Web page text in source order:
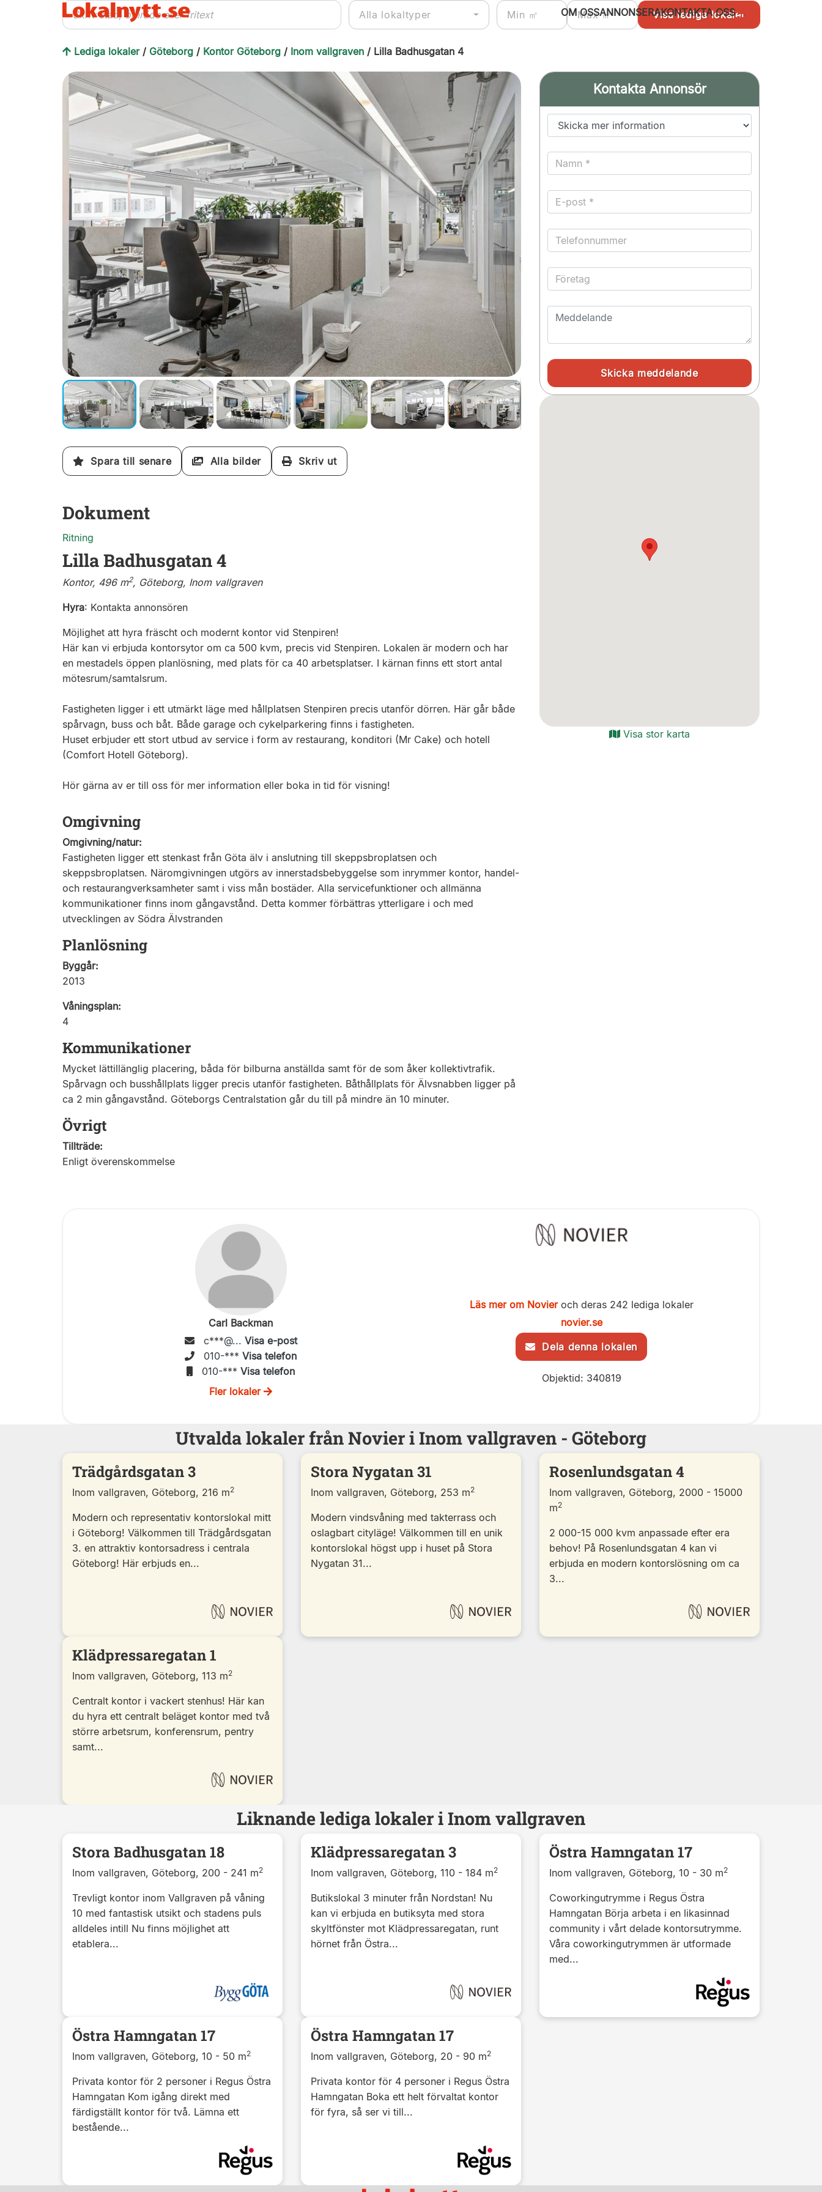
OM OSSANNONSERAKONTAKTA OSS
Alla lokaltyper
Lediga lokaler / Göteborg / Kontor Göteborg / Inom vallgraven / Lilla Badhusgatan 4
Spara till senare Alla bilder Skriv ut
Dokument
Ritning
Lilla Badhusgatan 4
Kontor, 496 m2, Göteborg, Inom vallgraven
Hyra: Kontakta annonsören
Möjlighet att hyra fräscht och modernt kontor vid Stenpiren!
Här kan vi erbjuda kontorsytor om ca 500 kvm, precis vid Stenpiren. Lokalen är modern och har
en mestadels öppen planlösning, med plats för ca 40 arbetsplatser. I kärnan finns ett stort antal
mötesrum/samtalsrum.
Fastigheten ligger i ett utmärkt läge med hållplatsen Stenpiren precis utanför dörren. Här går både
spårvagn, buss och båt. Både garage och cykelparkering finns i fastigheten.
Huset erbjuder ett stort utbud av service i form av restaurang, konditori (Mr Cake) och hotell
(Comfort Hotell Göteborg).
Hör gärna av er till oss för mer information eller boka in tid för visning!
Omgivning
Omgivning/natur:
Fastigheten ligger ett stenkast från Göta älv i anslutning till skeppsbroplatsen och
skeppsbroplatsen. Näromgivningen utgörs av innerstadsbebyggelse som inrymmer kontor, handel-
och restaurangverksamheter samt i viss mån bostäder. Alla servicefunktioner och allmänna
kommunikationer finns inom gångavstånd. Detta kommer förbättras ytterligare i och med
utvecklingen av Södra Älvstranden
Planlösning
Byggår:
2013
Våningsplan:
4
Kommunikationer
Mycket lättillänglig placering, båda för bilburna anställda samt för de som åker kollektivtrafik.
Spårvagn och busshållplats ligger precis utanför fastigheten. Båthållplats för Älvsnabben ligger på
ca 2 min gångavstånd. Göteborgs Centralstation går du till på mindre än 10 minuter.
Övrigt
Tillträde:
Enligt överenskommelse
Kontakta Annonsör
Visa stor karta
Carl Backman
c***@... Visa e-post
010-*** Visa telefon
010-*** Visa telefon
Fler lokaler
Läs mer om Novieroch deras 242 lediga lokaler
novier.se
Dela denna lokalen
Objektid: 340819
Utvalda lokaler från Novier i Inom vallgraven - Göteborg
Trädgårdsgatan 3
Inom vallgraven, Göteborg, 216 m2
Modern och representativ kontorslokal mitt
i Göteborg! Välkommen till Trädgårdsgatan
3. en attraktiv kontorsadress i centrala
Göteborg! Här erbjuds en...
Stora Nygatan 31
Inom vallgraven, Göteborg, 253 m2
Modern vindsvåning med takterrass och
oslagbart cityläge! Välkommen till en unik
kontorslokal högst upp i huset på Stora
Nygatan 31...
Rosenlundsgatan 4
Inom vallgraven, Göteborg, 2000 - 15000
m2
2 000-15 000 kvm anpassade efter era
behov! På Rosenlundsgatan 4 kan vi
erbjuda en modern kontorslösning om ca
3...
Klädpressaregatan 1
Inom vallgraven, Göteborg, 113 m2
Centralt kontor i vackert stenhus! Här kan
du hyra ett centralt beläget kontor med två
större arbetsrum, konferensrum, pentry
samt...
Liknande lediga lokaler i Inom vallgraven
Stora Badhusgatan 18
Inom vallgraven, Göteborg, 200 - 241 m2
Trevligt kontor inom Vallgraven på våning
10 med fantastisk utsikt och stadens puls
alldeles intill Nu finns möjlighet att
etablera...
Klädpressaregatan 3
Inom vallgraven, Göteborg, 110 - 184 m2
Butikslokal 3 minuter från Nordstan! Nu
kan vi erbjuda en butiksyta med stora
skyltfönster mot Klädpressaregatan, runt
hörnet från Östra...
Östra Hamngatan 17
Inom vallgraven, Göteborg, 10 - 30 m2
Coworkingutrymme i Regus Östra
Hamngatan Börja arbeta i en likasinnad
community i vårt delade kontorsutrymme.
Våra coworkingutrymmen är utformade
med...
Östra Hamngatan 17
Inom vallgraven, Göteborg, 10 - 50 m2
Privata kontor för 2 personer i Regus Östra
Hamngatan Kom igång direkt med
färdigställt kontor för två. Lämna ett
bestående...
Östra Hamngatan 17
Inom vallgraven, Göteborg, 20 - 90 m2
Privata kontor för 4 personer i Regus Östra
Hamngatan Boka ett helt förvaltat kontor
för fyra, så ser vi till...